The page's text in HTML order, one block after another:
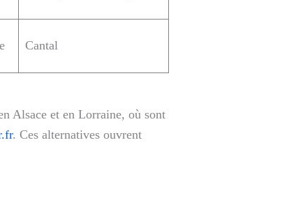
Cantal
Alsace et en Lorraine, où sont
. Ces alternatives ouvrent